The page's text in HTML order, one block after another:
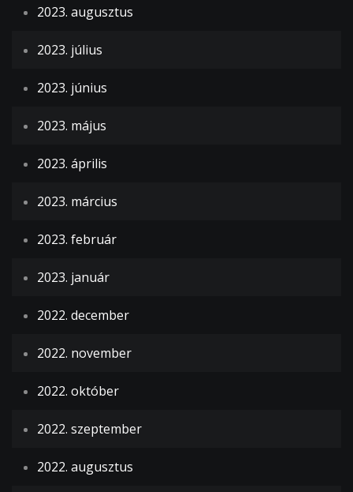
2023. augusztus
2023. július
2023. június
2023. május
2023. április
2023. március
2023. február
2023. január
2022. december
2022. november
2022. október
2022. szeptember
2022. augusztus